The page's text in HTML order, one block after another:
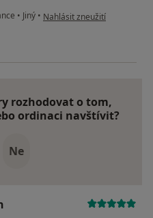
• Jiný • podle názoru uživatele J.W.
Nahlásit zneužití
rozhodovat o tom,
ordinaci navštívit?
Ne